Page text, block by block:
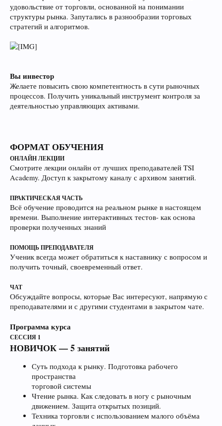
удовольствие от торговли, основанной на понимании
структуры рынка. Запутались в разнообразии торговых
стратегий и алгоритмов.
Вы инвестор
Желаете повысить свою компетентность в сути рыночных
процессов. Получить уникальный инструмент контроля за
деятельностью управляющих активами.
ФОРМАТ ОБУЧЕНИЯ
ОНЛАЙН ЛЕКЦИИ
Смотрите лекции онлайн от лучших преподавателей TSI
Academy. Доступ к закрытому каналу с архивом занятий.
ПРАКТИЧЕСКАЯ ЧАСТЬ
Всё обучение проводится на реальном рынке в настоящем
времени. Выполнение интерактивных тестов- как основа
проверки полученных знаний
ПОМОЩЬ ПРЕПОДАВАТЕЛЯ
Ученик всегда может обратиться к наставнику с вопросом и
получить точный, своевременный ответ.
ЧАТ
Обсуждайте вопросы, которые Вас интересуют, напрямую с
преподавателями и с другими студентами в закрытом чате.
Программа курса
СЕССИЯ 1
НОВИЧОК — 5 занятий
Суть подхода к рынку. Подготовка рабочего
пространства
торговой системы
Чтение рынка. Как следовать в ногу с рыночным
движением. Защита открытых позиций.
Техника торговли с использованием малого объёма